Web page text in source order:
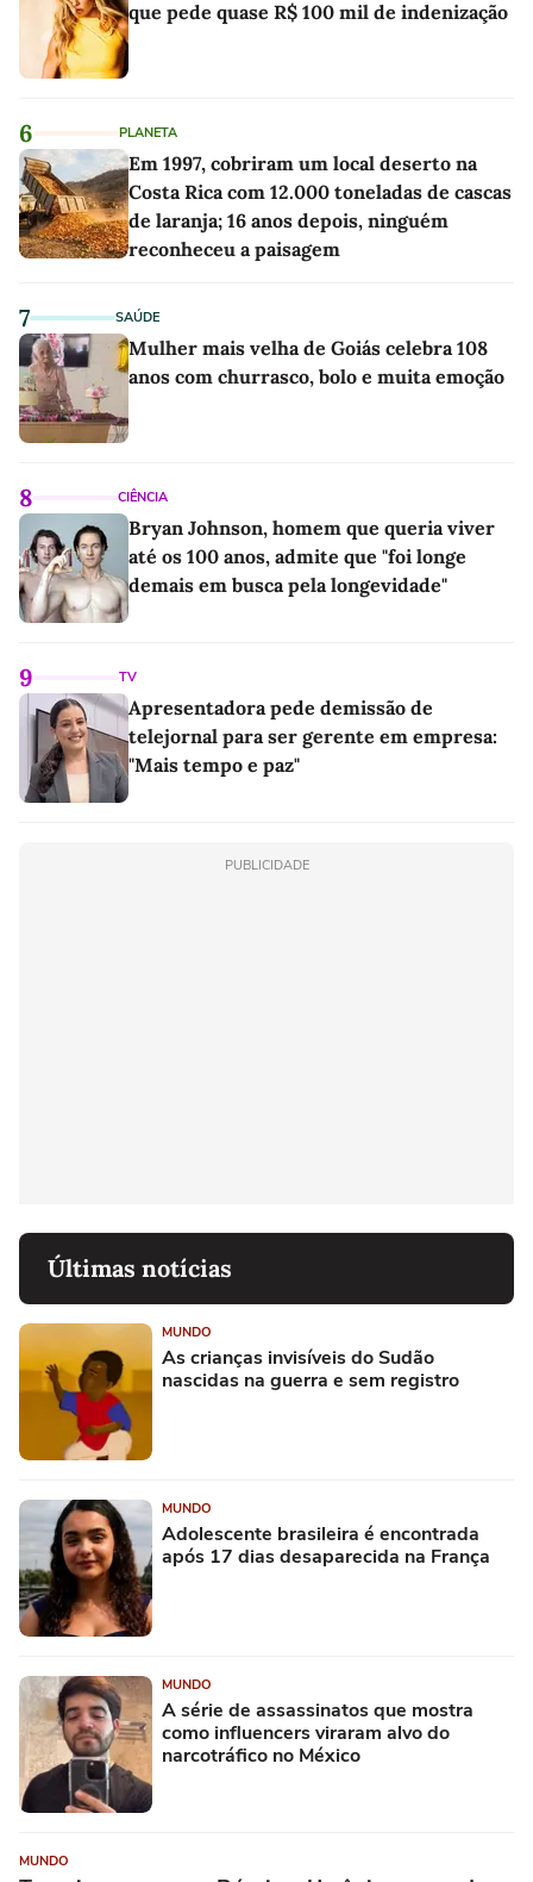
que pede quase R$ 100 mil de indenização
6 PLANETA
Em 1997, cobriram um local deserto na
Costa Rica com 12.000 toneladas de cascas
de laranja; 16 anos depois, ninguém
reconheceu a paisagem
7 SAÚDE
Mulher mais velha de Goiás celebra 108
anos com churrasco, bolo e muita emoção
8 CIÊNCIA
Bryan Johnson, homem que queria viver
até os 100 anos, admite que "foi longe
demais em busca pela longevidade"
9 TV
Apresentadora pede demissão de
telejornal para ser gerente em empresa:
"Mais tempo e paz"
PUBLICIDADE
Últimas notícias
MUNDO
As crianças invisíveis do Sudão
nascidas na guerra e sem registro
MUNDO
Adolescente brasileira é encontrada
após 17 dias desaparecida na França
MUNDO
A série de assassinatos que mostra
como influencers viraram alvo do
narcotráfico no México
MUNDO